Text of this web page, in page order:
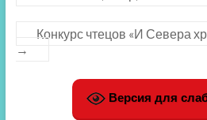
Конкурс чтецов «И Севера
→
Версия для